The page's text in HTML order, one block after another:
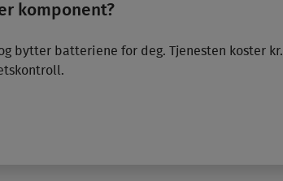
komponent?
bytter batteriene for deg. Tjenesten koster kr.